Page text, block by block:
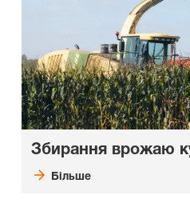
Збирання врожаю
Більше